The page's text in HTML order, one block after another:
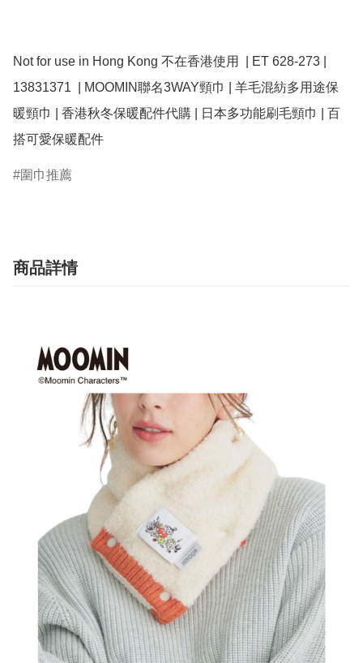
Not for use in Hong Kong 不在香港使用  | ET 628-273 |
13831371  | MOOMIN聯名3WAY頸巾 | 羊毛混紡多用途保
暖頸巾 | 香港秋冬保暖配件代購 | 日本多功能刷毛頸巾 | 百
搭可愛保暖配件
圍巾推薦
商品詳情